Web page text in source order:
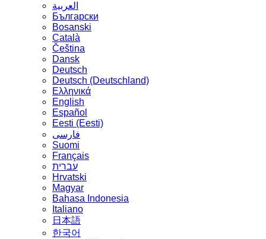
العربية
Български
Bosanski
Сatalà
Čeština
Dansk
Deutsch
Deutsch (Deutschland)
Ελληνικά
English
Español
Eesti (Eesti)
فارسی
Suomi
Français
עברית
Hrvatski
Magyar
Bahasa Indonesia
Italiano
日本語
한국어